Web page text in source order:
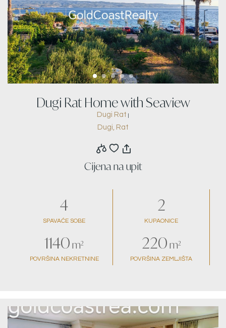
Dugi Rat Home with Seaview
Dugi Rat
Dugi, Rat
Cijena na upit
4
SPAVAĆE SOBE
2
KUPAONICE
1140 m²
POVRŠINA NEKRETNINE
220 m²
POVRŠINA ZEMLJIŠTA